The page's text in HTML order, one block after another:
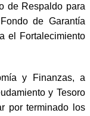
de Respaldo para
de Garantía
el Fortalecimiento
y Finanzas, a
y Tesoro
por terminado los